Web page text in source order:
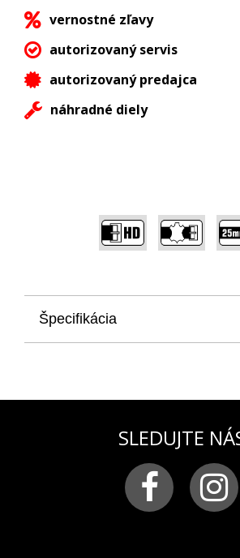
vernostné zľavy
autorizovaný servis
autorizovaný predajca
náhradné diely
Špecifikácia
materiál:pravá koža hladká
modrá
chirurgická oceľ v
úprave s logom VOSTOK-EUROPE
šírka remienka: 25 mm
: remienok je vhodný na
SLEDUJTE